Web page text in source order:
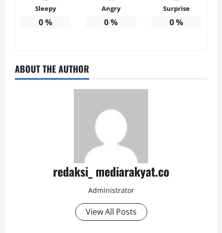
Sleepy
0%
Angry
0%
Surprise
0%
ABOUT THE AUTHOR
redaksi_ mediarakyat.co
Administrator
View All Posts